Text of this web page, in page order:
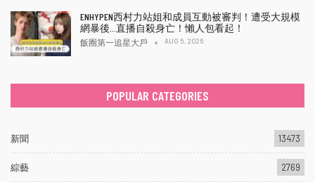
ENHYPEN西村力站姐和成員互動被審判！遭受大規模
網暴後…直播自殺身亡！懶人包看起！
飯圈第一追星大戶 AUG 5, 2026
POPULAR CATEGORIES
新聞 13473
綜藝 2769